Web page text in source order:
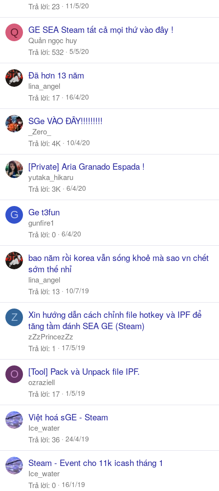
Trả lời 23 11/5/20
Q GE SEA Steam tất cả mọi thứ vào đây !
Quản ngọc huy
Trả lời 532 5/5/20
Đã hơn 13 năm
lina_angel
Trả lời 17 16/4/20
SGe VÀO ĐÂY!!!!!!!!!
_Zero_
Trả lời 4K 10/4/20
[Private] Aria Granado Espada !
yutaka_hikaru
Trả lời 3K 6/4/20
G Ge t3fun
gunfire1
Trả lời 0 6/4/20
bao năm rồi korea vẫn sống khoẻ mà sao vn chết
sớm thế nhỉ
lina_angel
Trả lời 13 10/7/19
Z
Xin hướng dẫn cách chỉnh file hotkey và IPF để
tăng tầm đánh SEA GE (Steam)
zZzPrincezZz
Trả lời 1 17/5/19
O [Tool] Pack và Unpack file IPF.
ozraziell
Trả lời 17 1/5/19
Việt hoá sGE - Steam
Ice_water
Trả lời 36 24/4/19
Steam - Event cho 11k icash tháng 1
Ice_water
Trả lời 0 16/1/19